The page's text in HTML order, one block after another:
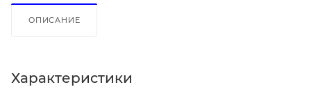
ОПИСАНИЕ
Характеристики